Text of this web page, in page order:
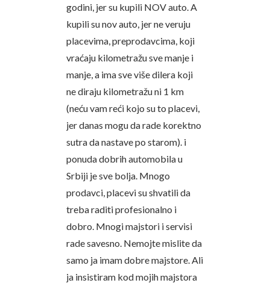
godini, jer su kupili NOV auto. A
kupili su nov auto, jer ne veruju
placevima, preprodavcima, koji
vraćaju kilometražu sve manje i
manje, a ima sve više dilera koji
ne diraju kilometražu ni 1 km
(neću vam reći kojo su to placevi,
jer danas mogu da rade korektno
sutra da nastave po starom). i
ponuda dobrih automobila u
Srbiji je sve bolja. Mnogo
prodavci, placevi su shvatili da
treba raditi profesionalno i
dobro. Mnogi majstori i servisi
rade savesno. Nemojte mislite da
samo ja imam dobre majstore. Ali
ja insistiram kod mojih majstora